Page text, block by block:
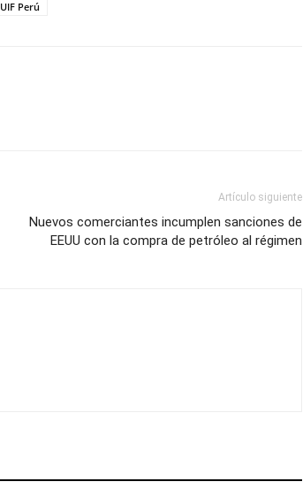
UIF Perú
Artículo siguiente
Nuevos comerciantes incumplen sanciones de
EEUU con la compra de petróleo al régimen